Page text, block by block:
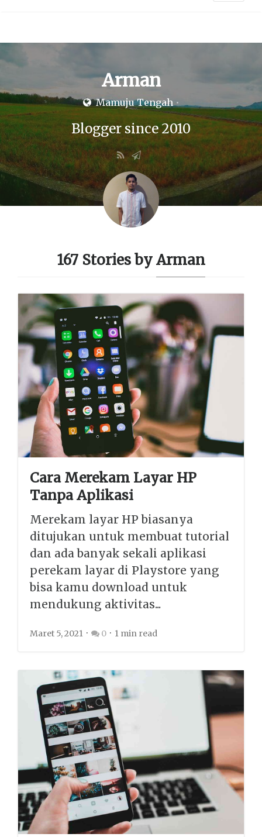
Arman
Mamuju Tengah•
Blogger since 2010
167 Stories byArman
Cara Merekam Layar HP
Tanpa Aplikasi
Merekam layar HP biasanya
ditujukan untuk membuat tutorial
dan ada banyak sekali aplikasi
perekam layar di Playstore yang
bisa kamu download untuk
mendukung aktivitas...
Maret 5, 2021 0 1 min read